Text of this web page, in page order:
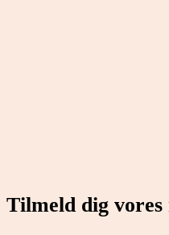
Tilmeld dig vores